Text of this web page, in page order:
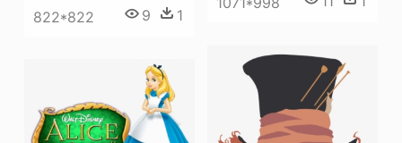
822*822 9 1